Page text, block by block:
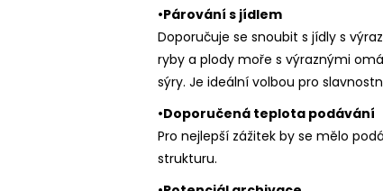
•Párování s jídlem
Doporučuje se snoubit s jídly s
ryby a plody moře s výraznými
sýry. Je ideální volbou pro
•Doporučená teplota podávání
Pro nejlepší zážitek by se mělo
strukturu.